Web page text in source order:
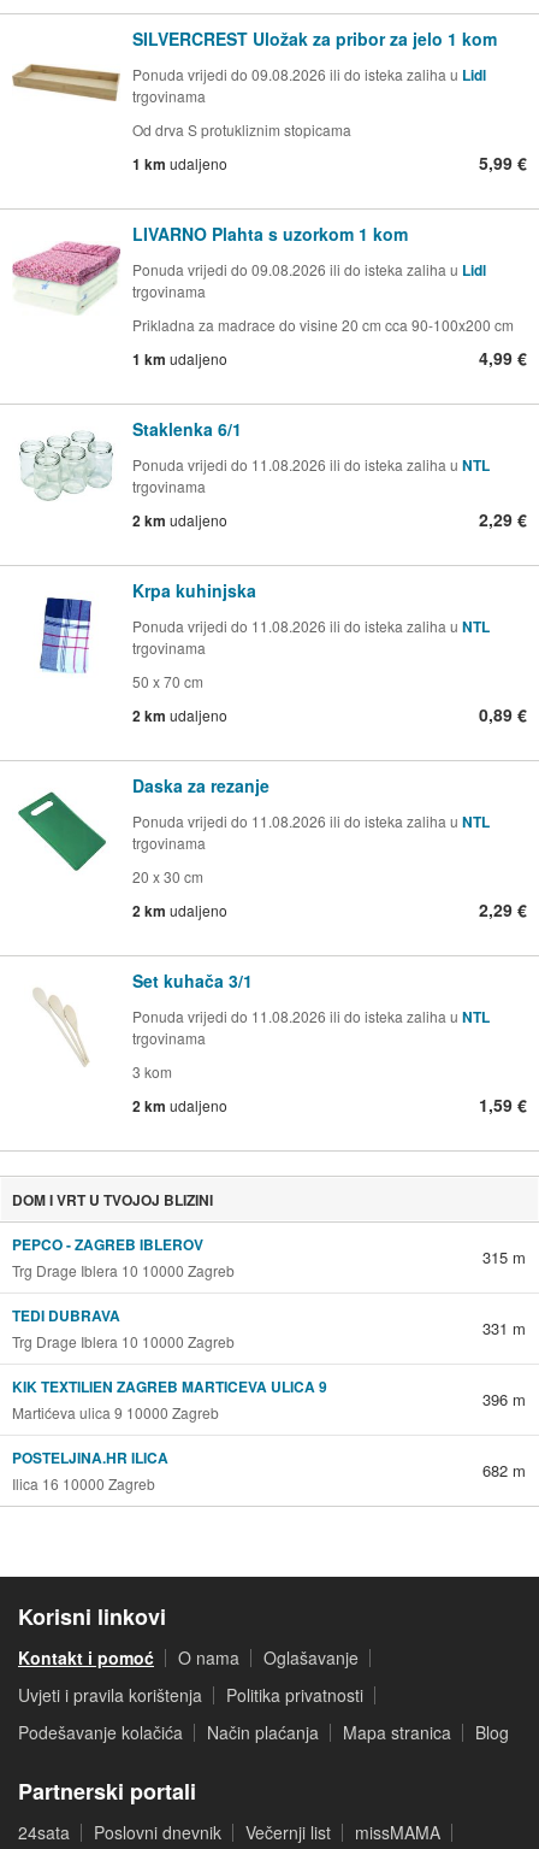
SILVERCREST Uložak za pribor za jelo 1 kom
Ponuda vrijedi do 09.08.2026 ili do isteka zaliha u Lidl
trgovinama
Od drva S protukliznim stopicama
1 km udaljeno 5,99 €
LIVARNO Plahta s uzorkom 1 kom
Ponuda vrijedi do 09.08.2026 ili do isteka zaliha u Lidl
trgovinama
Prikladna za madrace do visine 20 cm cca 90-100x200 cm
1 km udaljeno 4,99 €
Staklenka 6/1
Ponuda vrijedi do 11.08.2026 ili do isteka zaliha u NTL
trgovinama
2 km udaljeno 2,29 €
Krpa kuhinjska
Ponuda vrijedi do 11.08.2026 ili do isteka zaliha u NTL
trgovinama
50 x 70 cm
2 km udaljeno 0,89 €
Daska za rezanje
Ponuda vrijedi do 11.08.2026 ili do isteka zaliha u NTL
trgovinama
20 x 30 cm
2 km udaljeno 2,29 €
Set kuhača 3/1
Ponuda vrijedi do 11.08.2026 ili do isteka zaliha u NTL
trgovinama
3 kom
2 km udaljeno 1,59 €
DOM I VRT U TVOJOJ BLIZINI
PEPCO - ZAGREB IBLEROV
Trg Drage Iblera 10 10000 Zagreb
315 m
TEDI DUBRAVA
Trg Drage Iblera 10 10000 Zagreb
331 m
KIK TEXTILIEN ZAGREB MARTICEVA ULICA 9
Martićeva ulica 9 10000 Zagreb
396 m
POSTELJINA.HR ILICA
Ilica 16 10000 Zagreb
682 m
Korisni linkovi
Kontakt i pomoć O nama
Oglašavanje
Uvjeti i pravila korištenja
Politika privatnosti
Podešavanje kolačića
Način plaćanja Mapa stranica Blog
Partnerski portali
24sata Poslovni dnevnik Večernji list missMAMA